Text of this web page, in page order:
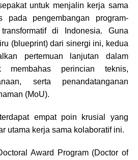
untuk menjalin kerja sama
pada pengembangan program-
di Indonesia. Guna
(blueprint) dari sinergi ini, kedua
pertemuan lanjutan dalam
perincian teknis,
serta penandatanganan
(MoU).
empat poin krusial yang
utama kerja sama kolaboratif ini.
Award Program (Doctor of